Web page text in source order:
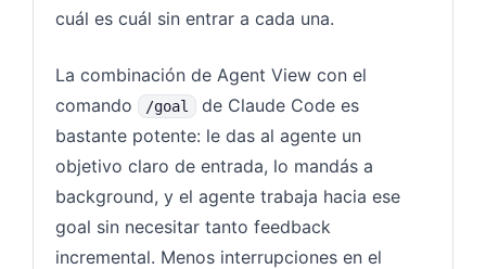
cuál es cuál sin entrar a cada una.
La combinación de Agent View con el
comando
/goal
de Claude Code es
bastante potente: le das al agente un
objetivo claro de entrada, lo mandás a
background, y el agente trabaja hacia ese
goal sin necesitar tanto feedback
incremental. Menos interrupciones en el